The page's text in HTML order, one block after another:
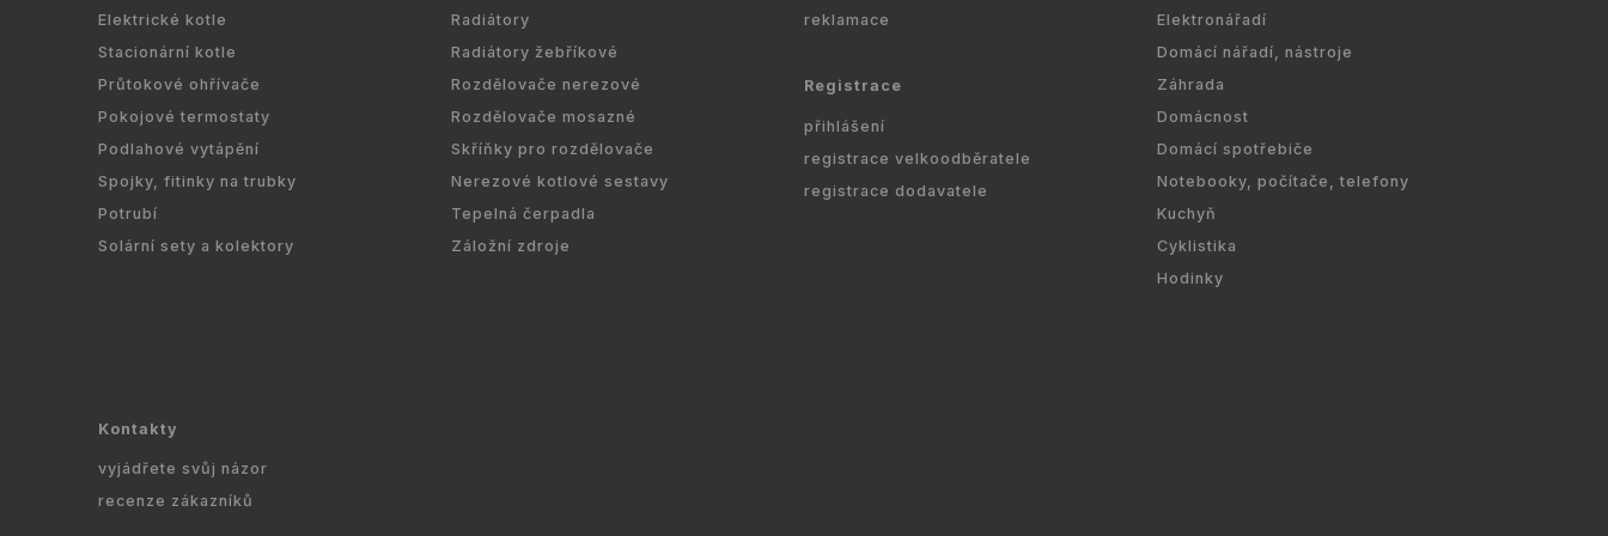
Elektrické kotle
Stacionární kotle
Průtokové ohřívače
Pokojové termostaty
Podlahové vytápění
Spojky, fitinky na trubky
Potrubí
Solární sety a kolektory
Radiátory
Radiátory žebříkové
Rozdělovače nerezové
Rozdělovače mosazné
Skříňky pro rozdělovače
Nerezové kotlové sestavy
Tepelná čerpadla
Záložní zdroje
reklamace
Registrace
přihlášení
registrace velkoodběratele
registrace dodavatele
Elektronářadí
Domácí nářadí, nástroje
Záhrada
Domácnost
Domácí spotřebiče
Notebooky, počítače, telefony
Kuchyň
Cyklistika
Hodinky
Kontakty
vyjádřete svůj názor
recenze zákazníků